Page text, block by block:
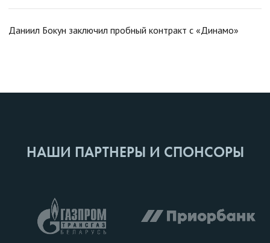
Даниил Бокун заключил пробный контракт с «Динамо»
НАШИ ПАРТНЕРЫ И СПОНСОРЫ